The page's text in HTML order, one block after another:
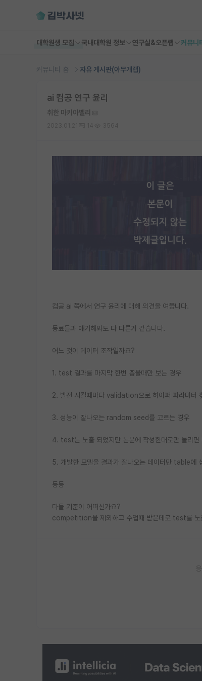
대학원생 모집 국내대학원 정보 연구실&오픈랩 커뮤니
커뮤니티 홈 자유 게시판(아무개랩)
ai 컴공 연구 윤리
취한 마키아벨리
컴공 ai 쪽에서 연구 윤리에 대해 의견을 여쭙니다.
동료들과 얘기해봐도 다 다른거 같습니다.
어느 것이 데이터 조작일까요?
1. test 결과를 마지막 한번 뽑을때만 보는 경우
2. 발전 시킬때마다 validation으로 하이퍼 파라미터
3. 성능이 잘나오는 random seed를 고르는 경우
4. test는 노출 되었지만 논문에 작성한대로만 돌리면
5. 개발한 모델을 결과가 잘나오는 데이터만 table에
등등
다들 기준이 어떠신가요?
competition을 제외하고 수업때 받은데로 test를 노